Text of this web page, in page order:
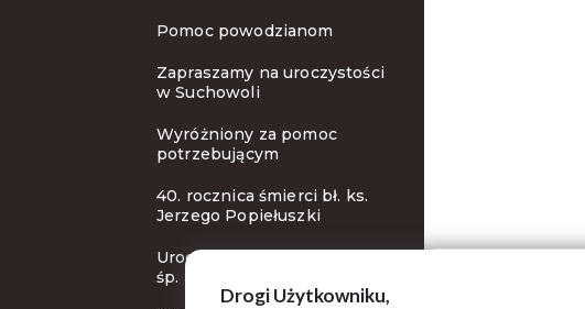
Drogi Użytkowniku,
Pomoc powodzianom
Zapraszamy na uroczystości
w Suchowoli
Wyróżniony za pomoc
potrzebującym
40. rocznica śmierci bł. ks.
Jerzego Popiełuszki
Uroczystości pogrzebowe
śp. abp. Ozorowskiego